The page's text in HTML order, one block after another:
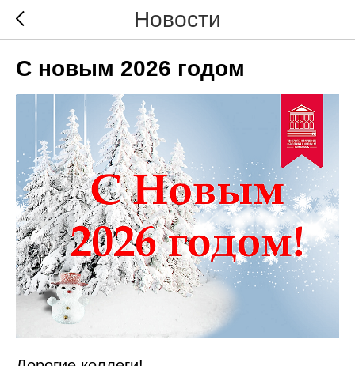
Новости
С новым 2026 годом